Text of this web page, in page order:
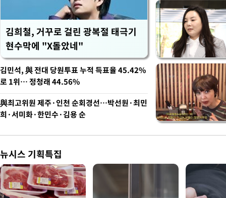
김희철, 거꾸로 걸린 광복절 태극기
현수막에 "X돌았네"
김민석, 與 전대 당원투표 누적 득표율 45.42%
로 1위… 정청래 44.56%
與최고위원 제주·인천 순회경선…박선원·최민
희·서미화·한민수·김용 순
뉴시스 기획특집